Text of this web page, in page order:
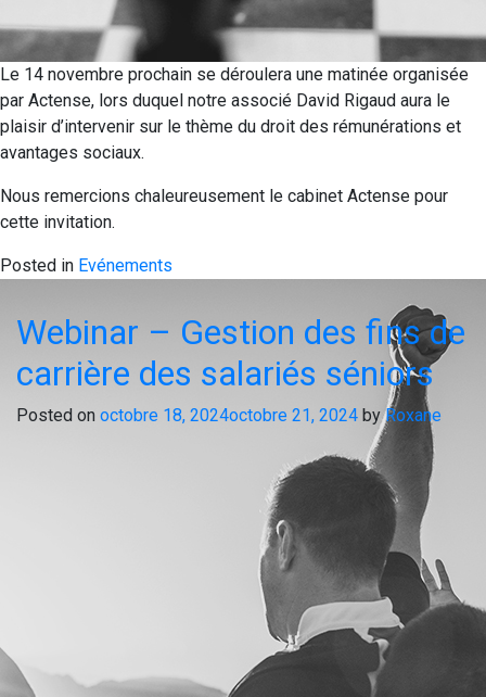
Le 14 novembre prochain se déroulera une matinée organisée
par Actense, lors duquel notre associé David Rigaud aura le
plaisir d’intervenir sur le thème du droit des rémunérations et
avantages sociaux.
Nous remercions chaleureusement le cabinet Actense pour
cette invitation.
Posted in Evénements
Webinar – Gestion des fins de
carrière des salariés séniors
Posted on octobre 18, 2024octobre 21, 2024 byRoxane